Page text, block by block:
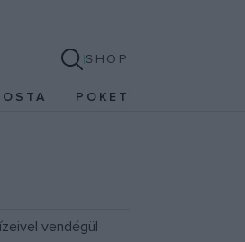
SHOP
POKET
vendégül